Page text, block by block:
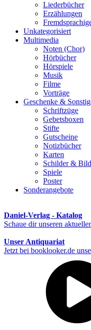
Liederbücher
Erzählungen
Unkategorisiert
Multimedia
Noten (Chor)
Hörbücher
Hörspiele
Musik
Filme
Vorträge
Geschenke &
Schriftzüge
Gebetsboxen
Stifte
Gutscheine
Notizbücher
Karten
Schilder &
Spiele
Poster
Sonderangebote
Daniel-Verlag - Katalog
Schaue dir unseren
Unser Antiquariat
Jetzt bei booklooker.de